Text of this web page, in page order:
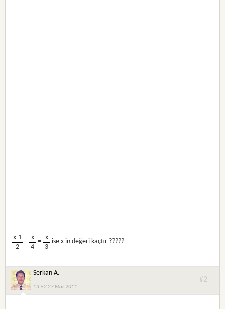
x-1
2
-
x
4
=
x
3
ise x in değeri kaçtır ?????
Serkan A.
13:52 27 Mar 2011
#2